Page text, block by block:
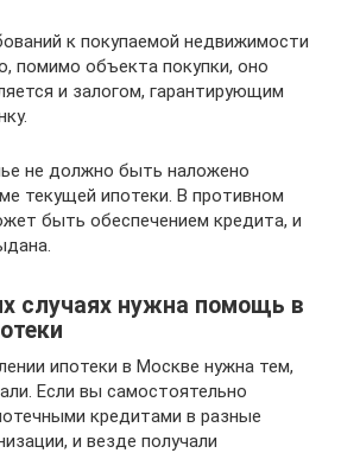
к покупаемой недвижимости
помимо объекта покупки, оно
и залогом, гарантирующим
не должно быть наложено
текущей ипотеки. В противном
быть обеспечением кредита, и
случаях нужна помощь в
ипотеки в Москве нужна тем,
Если вы самостоятельно
кредитами в разные
и везде получали